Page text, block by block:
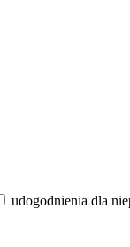
udogodnienia dla